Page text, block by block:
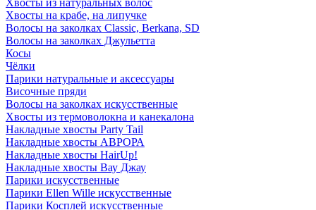
Хвосты из натуральных волос
Хвосты на крабе, на липучке
Волосы на заколках Classic, Berkana, SD
Волосы на заколках Джульетта
Косы
Чёлки
Парики натуральные и аксессуары
Височные пряди
Волосы на заколках искусственные
Хвосты из термоволокна и канекалона
Накладные хвосты Party Tail
Накладные хвосты АВРОРА
Накладные хвосты HairUp!
Накладные хвосты Вау Джау
Парики искусственные
Парики Ellen Wille искусственные
Парики Косплей искусственные